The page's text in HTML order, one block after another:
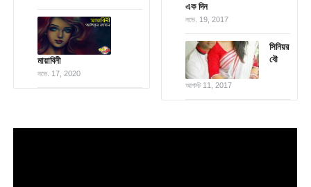
মায়াবিনী
নভে. 17, 2020
এক দিন
নভে. 19, 2017
সিনিয়র
বৌ
আগস্ট 11, 2017